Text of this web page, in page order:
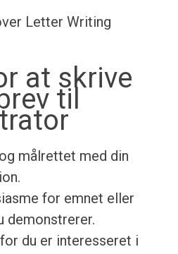
Letter Writing
at skrive
til
målrettet med din
for emnet eller
demonstrerer.
du er interesseret i